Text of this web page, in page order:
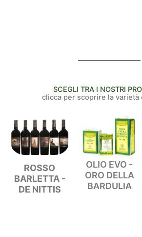
SCEGLI TRA I NOSTRI
clicca per scoprire la varietà
ROSSO
BARLETTA -
DE NITTIS
OLIO EVO -
ORO DELLA
BARDULIA